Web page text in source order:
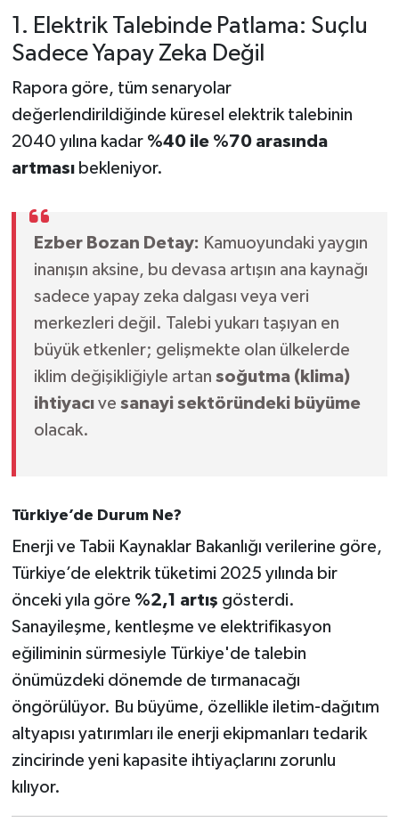
1. Elektrik Talebinde Patlama: Suçlu
Sadece Yapay Zeka Değil
Rapora göre, tüm senaryolar
değerlendirildiğinde küresel elektrik talebinin
2040 yılına kadar %40 ile %70 arasında
artmasıbekleniyor.
Ezber Bozan Detay: Kamuoyundaki yaygın
inanışın aksine, bu devasa artışın ana kaynağı
sadece yapay zeka dalgası veya veri
merkezleri değil. Talebi yukarı taşıyan en
büyük etkenler; gelişmekte olan ülkelerde
iklim değişikliğiyle artan soğutma (klima)
ihtiyacıve sanayi sektöründeki büyüme
olacak.
Türkiye’de Durum Ne?
Enerji ve Tabii Kaynaklar Bakanlığı verilerine göre,
Türkiye’de elektrik tüketimi 2025 yılında bir
önceki yıla göre %2,1 artış gösterdi.
Sanayileşme, kentleşme ve elektrifikasyon
eğiliminin sürmesiyle Türkiye'de talebin
önümüzdeki dönemde de tırmanacağı
öngörülüyor. Bu büyüme, özellikle iletim-dağıtım
altyapısı yatırımları ile enerji ekipmanları tedarik
zincirinde yeni kapasite ihtiyaçlarını zorunlu
kılıyor.